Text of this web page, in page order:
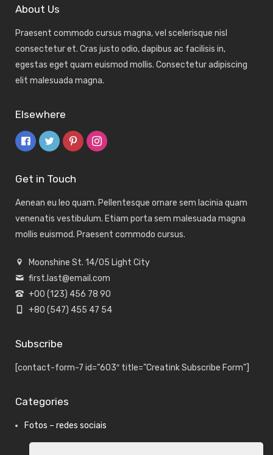
About Us
Praesent commodo cursus magna, vel scelerisque nisl
consectetur et. Cras justo odio, dapibus ac facilisis in,
egestas eget quam euismod mollis. Consectetur adipiscing
elit malesuada magna.
Elsewhere
Get in Touch
Aenean eu leo quam. Pellentesque ornare sem lacinia quam
venenatis vestibulum. Etiam porta sem malesuada magna
mollis euismod. Praesent commodo cursus.
Moonshine St. 14/05 Light City
first.last@email.com
+00 (123) 456 78 90
+80 (547) 455 47 54
Subscribe
[contact-form-7 id=”603″ title=”Creatink Subscribe Form”]
Categories
Fotos – redes sociais